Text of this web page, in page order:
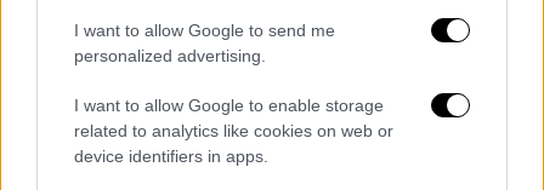
I want to allow Google to send me
personalized advertising.
I want to allow Google to enable storage
related to analytics like cookies on web or
device identifiers in apps.